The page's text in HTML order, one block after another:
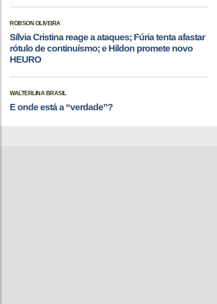
ROBSON OLIVEIRA
Sílvia Cristina reage a ataques; Fúria tenta afastar
rótulo de continuísmo; e Hildon promete novo
HEURO
WALTERLINA BRASIL
E onde está a “verdade”?